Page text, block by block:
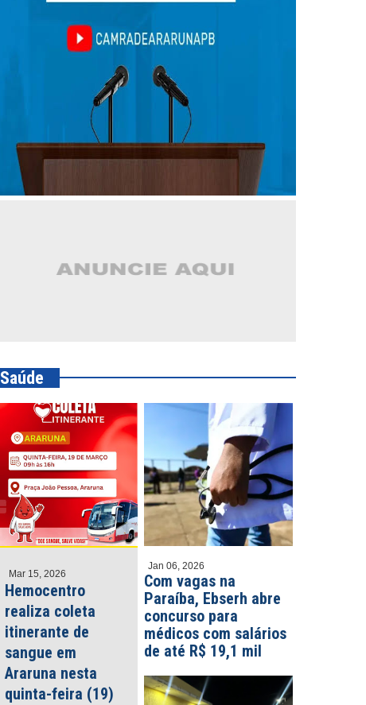
Saúde
Mar 15, 2026
Hemocentro
realiza coleta
itinerante de
sangue em
Araruna nesta
quinta-feira (19)
Jan 06, 2026
Com vagas na
Paraíba, Ebserh abre
concurso para
médicos com salários
de até R$ 19,1 mil